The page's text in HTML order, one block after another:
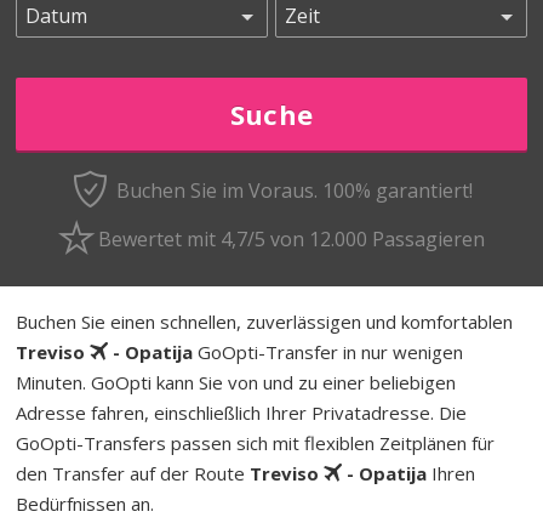
Buchen Sie im Voraus. 100% garantiert!
Bewertet mit 4,7/5 von 12.000 Passagieren
Buchen Sie einen schnellen, zuverlässigen und komfortablen
Treviso
- Opatija GoOpti-Transfer in nur wenigen
Minuten. GoOpti kann Sie von und zu einer beliebigen
Adresse fahren, einschließlich Ihrer Privatadresse. Die
GoOpti-Transfers passen sich mit flexiblen Zeitplänen für
den Transfer auf der Route Treviso - Opatija Ihren
Bedürfnissen an.